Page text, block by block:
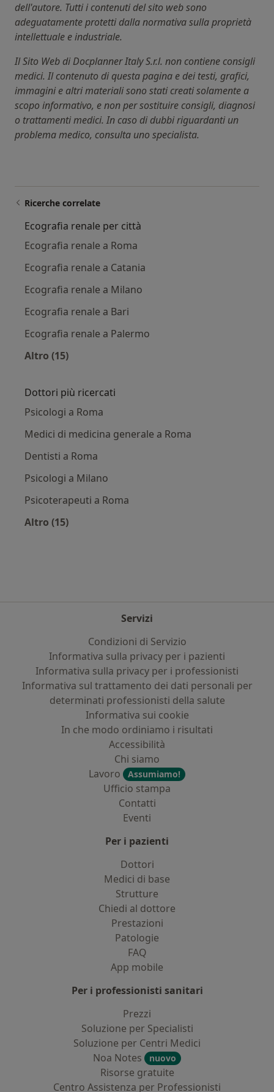
dell'autore. Tutti i contenuti del sito web sono
adeguatamente protetti dalla normativa sulla proprietà
intellettuale e industriale.
Il Sito Web di Docplanner Italy S.r.l. non contiene consigli
medici. Il contenuto di questa pagina e dei testi, grafici,
immagini e altri materiali sono stati creati solamente a
scopo informativo, e non per sostituire consigli, diagnosi
o trattamenti medici. In caso di dubbi riguardanti un
problema medico, consulta uno specialista.
Ricerche correlate
Ecografia renale per città
Ecografia renale a Roma
Ecografia renale a Catania
Ecografia renale a Milano
Ecografia renale a Bari
Ecografia renale a Palermo
Altro (15)
Dottori più ricercati
Psicologi a Roma
Medici di medicina generale a Roma
Dentisti a Roma
Psicologi a Milano
Psicoterapeuti a Roma
Altro (15)
Servizi
Condizioni di Servizio
Informativa sulla privacy per i pazienti
Informativa sulla privacy per i professionisti
Informativa sul trattamento dei dati personali per
determinati professionisti della salute
Informativa sui cookie
In che modo ordiniamo i risultati
Accessibilità
Chi siamo
Lavoro
Assumiamo!
Ufficio stampa
Contatti
Eventi
Per i pazienti
Dottori
Medici di base
Strutture
Chiedi al dottore
Prestazioni
Patologie
FAQ
App mobile
Per i professionisti sanitari
Prezzi
Soluzione per Specialisti
Soluzione per Centri Medici
Noa Notes
nuovo
Risorse gratuite
Centro Assistenza per Professionisti